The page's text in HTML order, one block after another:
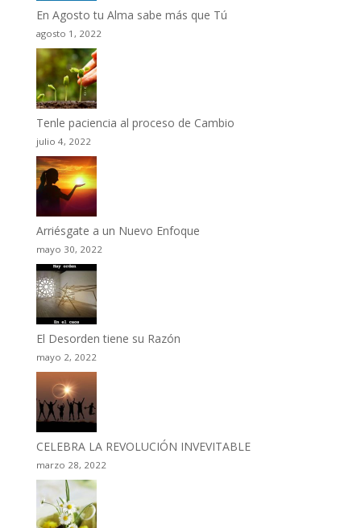
En Agosto tu Alma sabe más que Tú
agosto 1, 2022
Tenle paciencia al proceso de Cambio
julio 4, 2022
Arriésgate a un Nuevo Enfoque
mayo 30, 2022
El Desorden tiene su Razón
mayo 2, 2022
CELEBRA LA REVOLUCIÓN INVEVITABLE
marzo 28, 2022